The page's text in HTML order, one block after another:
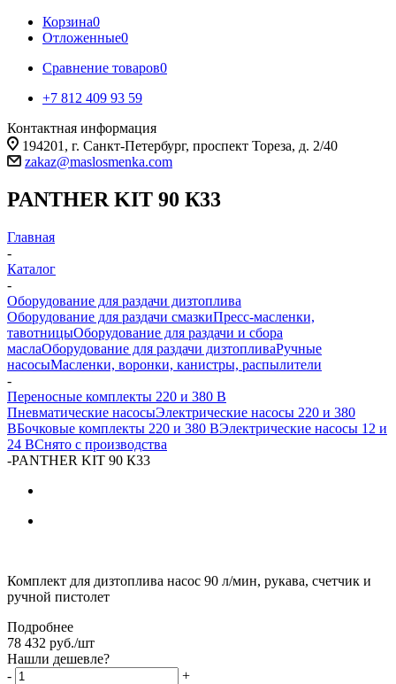
Корзина0
Отложенные0
Сравнение товаров0
+7 812 409 93 59
Контактная информация
194201, г. Санкт-Петербург, проспект Тореза, д. 2/40
zakaz@maslosmenka.com
PANTHER KIT 90 К33
Главная
-
Каталог
-
Оборудование для раздачи дизтоплива
Оборудование для раздачи смазкиПресс-масленки,
тавотницыОборудование для раздачи и сбора
маслаОборудование для раздачи дизтопливаРучные
насосыМасленки, воронки, канистры, распылители
-
Переносные комплекты 220 и 380 В
Пневматические насосыЭлектрические насосы 220 и 380
ВБочковые комплекты 220 и 380 ВЭлектрические насосы 12 и
24 ВСнято с производства
-PANTHER KIT 90 К33
Комплект для дизтоплива насос 90 л/мин, рукава, счетчик и
ручной пистолет
Подробнее
78 432 руб./шт
Нашли дешевле?
-
+